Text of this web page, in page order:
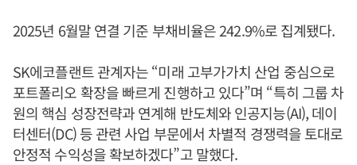
2025년 6월말 연결 기준 부채비율은 242.9%로 집계됐다.
SK에코플랜트 관계자는 “미래 고부가가치 산업 중심으로
포트폴리오 확장을 빠르게 진행하고 있다”며 “특히 그룹 차
원의 핵심 성장전략과 연계해 반도체와 인공지능(AI), 데이
터센터(DC) 등 관련 사업 부문에서 차별적 경쟁력을 토대로
안정적 수익성을 확보하겠다”고 말했다.